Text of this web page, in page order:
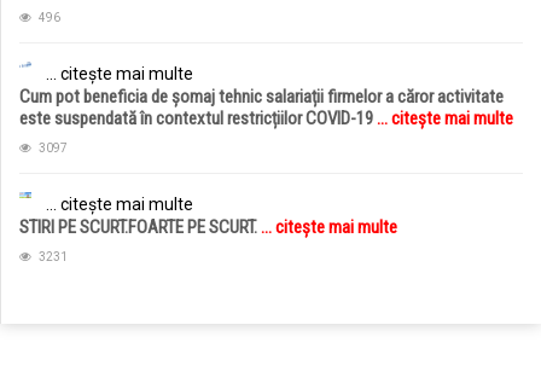
496
... citește mai multe
Cum pot beneficia de șomaj tehnic salariații firmelor a căror activitate
este suspendată în contextul restricțiilor COVID-19... citește mai multe
3097
... citește mai multe
STIRI PE SCURT.FOARTE PE SCURT.... citește mai multe
3231